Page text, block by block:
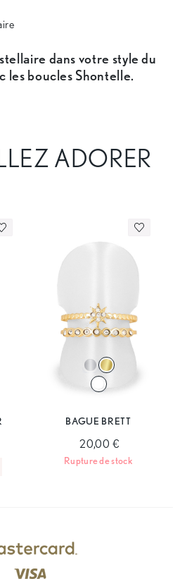
dans votre style du
les boucles Shontelle.
ADORER
BAGUE BRETT
20,00 €
Rupture de stock